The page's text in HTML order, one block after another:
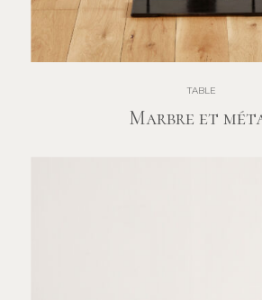
TABLE
Marbre et